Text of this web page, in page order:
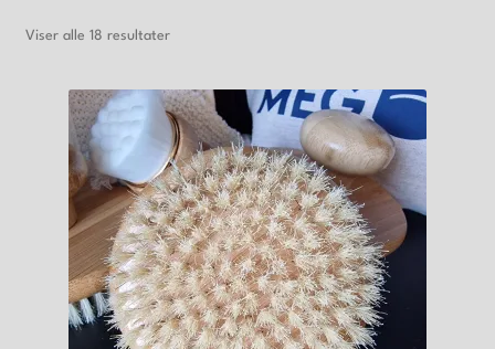
Til kassen
Nyhetsbrev
Kjøpsvilkår
Personvernerklæring
Min konto
Viser alle 18 resultater